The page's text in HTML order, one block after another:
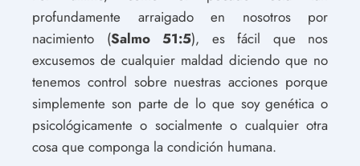
profundamente arraigado en nosotros por
nacimiento (Salmo 51:5), es fácil que nos
excusemos de cualquier maldad diciendo que no
tenemos control sobre nuestras acciones porque
simplemente son parte de lo que soy genética o
psicológicamente o socialmente o cualquier otra
cosa que componga la condición humana.